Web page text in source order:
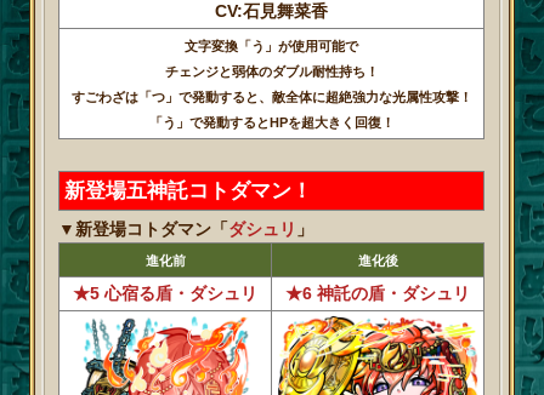
CV:石見舞菜香
文字変換「う」が使用可能で
チェンジと弱体のダブル耐性持ち！
すごわざは「つ」で発動すると、敵全体に超絶強力な光属性攻撃！
「う」で発動するとHPを超大きく回復！
新登場五神託コトダマン！
▼新登場コトダマン「ダシュリ 」
進化前 進化後
★5 心宿る盾・ダシュリ ★6 神託の盾・ダシュリ